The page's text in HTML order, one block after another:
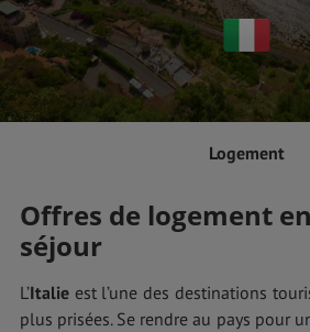
Logement
Offres de logement
séjour
L’Italie est l’une des destinations
plus prisées. Se rendre au pays pour